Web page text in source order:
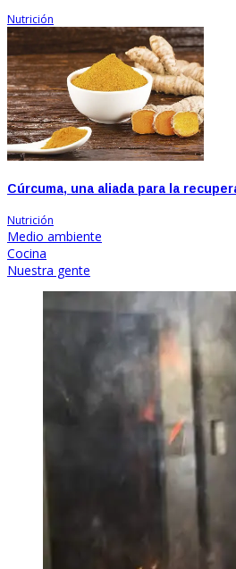
Nutrición
Cúrcuma, una aliada para la
Nutrición
Medio ambiente
Cocina
Nuestra gente